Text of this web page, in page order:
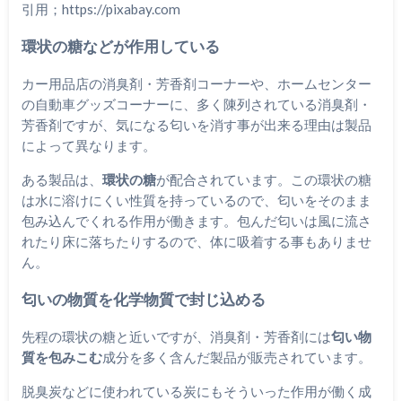
引用；https://pixabay.com
環状の糖などが作用している
カー用品店の消臭剤・芳香剤コーナーや、ホームセンター
の自動車グッズコーナーに、多く陳列されている消臭剤・
芳香剤ですが、気になる匂いを消す事が出来る理由は製品
によって異なります。
ある製品は、 環状の糖が配合されています。この環状の糖
は水に溶けにくい性質を持っているので、匂いをそのまま
包み込んでくれる作用が働きます。包んだ匂いは風に流さ
れたり床に落ちたりするので、体に吸着する事もありませ
ん。
匂いの物質を化学物質で封じ込める
先程の環状の糖と近いですが、消臭剤・芳香剤には匂い物
質を包みこむ成分を多く含んだ製品が販売されています。
脱臭炭などに使われている炭にもそういった作用が働く成